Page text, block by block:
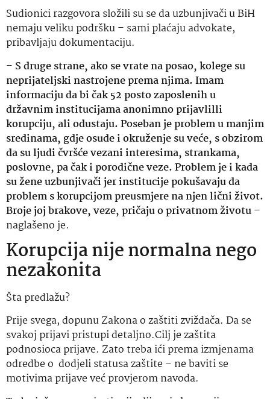
Sudionici razgovora složili su se da uzbunjivači u BiH
nemaju veliku podršku – sami plaćaju advokate,
pribavljaju dokumentaciju.
– S druge strane, ako se vrate na posao, kolege su
neprijateljski nastrojene prema njima. Imam
informaciju da bi čak 52 posto zaposlenih u
državnim institucijama anonimno prijavlilli
korupciju, ali odustaju. Poseban je problem u manjim
sredinama, gdje osude i okruženje su veće, s obzirom
da su ljudi čvršće vezani interesima, strankama,
poslovne, pa čak i porodične veze. Problem je i kada
su žene uzbunjivači jer institucije pokušavaju da
problem s korupcijom preusmjere na njen lični život.
Broje joj brakove, veze, pričaju o privatnom životu–
naglašeno je.
Korupcija nije normalna nego
nezakonita
Šta predlažu?
Prije svega, dopunu Zakona o zaštiti zviždača. Da se
svakoj prijavi pristupi detaljno.Cilj je zaštita
podnosioca prijave. Zato treba ići prema izmjenama
odredbe o dodjeli statusa zaštite – ne baviti se
motivima prijave već provjerom navoda.